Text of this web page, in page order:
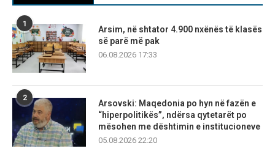
1
Arsim, në shtator 4.900 nxënës të klasës
së parë më pak
06.08.2026 17:33
2
Arsovski: Maqedonia po hyn në fazën e
“hiperpolitikës”, ndërsa qytetarët po
mësohen me dështimin e institucioneve
05.08.2026 22:20